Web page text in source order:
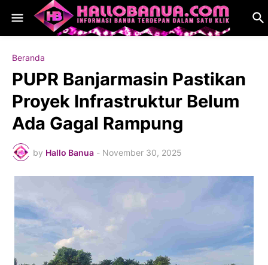
Beranda
PUPR Banjarmasin Pastikan
Proyek Infrastruktur Belum
Ada Gagal Rampung
by Hallo Banua - November 30, 2025